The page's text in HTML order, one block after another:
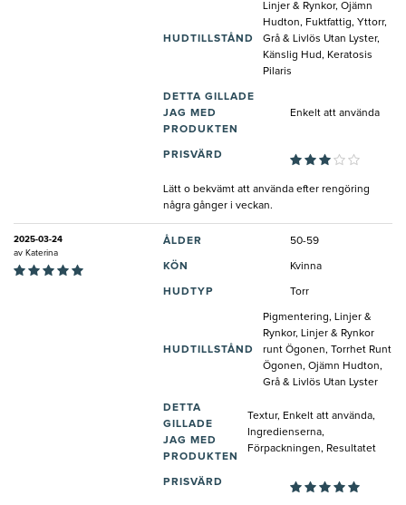
HUDTILLSTÅND
Linjer & Rynkor, Ojämn
Hudton, Fuktfattig, Yttorr,
Grå & Livlös Utan Lyster,
Känslig Hud, Keratosis
Pilaris
DETTA GILLADE
JAG MED
PRODUKTEN
Enkelt att använda
PRISVÄRD
Lätt o bekvämt att använda efter rengöring
några gånger i veckan.
2025-03-24
av Katerina
ÅLDER 50-59
KÖN Kvinna
HUDTYP Torr
HUDTILLSTÅND
Pigmentering, Linjer &
Rynkor, Linjer & Rynkor
runt Ögonen, Torrhet Runt
Ögonen, Ojämn Hudton,
Grå & Livlös Utan Lyster
DETTA
GILLADE
JAG MED
PRODUKTEN
Textur, Enkelt att använda,
Ingredienserna,
Förpackningen, Resultatet
PRISVÄRD